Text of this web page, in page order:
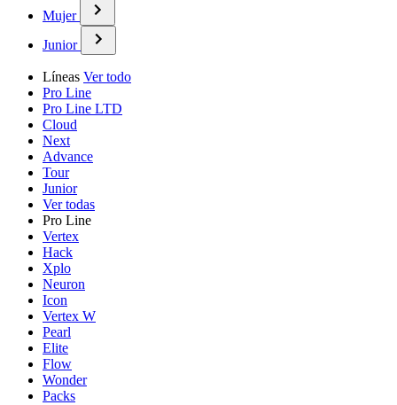
Mujer
Junior
Líneas Ver todo
Pro Line
Pro Line LTD
Cloud
Next
Advance
Tour
Junior
Ver todas
Pro Line
Vertex
Hack
Xplo
Neuron
Icon
Vertex W
Pearl
Elite
Flow
Wonder
Packs